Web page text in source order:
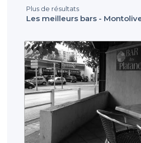
Plus de résultats
Les meilleurs bars -